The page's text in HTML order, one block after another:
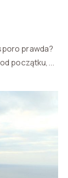
prawda?
początku,...